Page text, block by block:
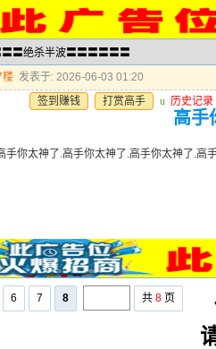
〓绝杀半波〓〓〓〓〓〓
楼 发表于: 2026-06-03 01:20
签到赚钱
打赏高手 u 历史记录
高手
手你太神了.高手你太神了.高手你太神了.高
6 7 8 共 8 页